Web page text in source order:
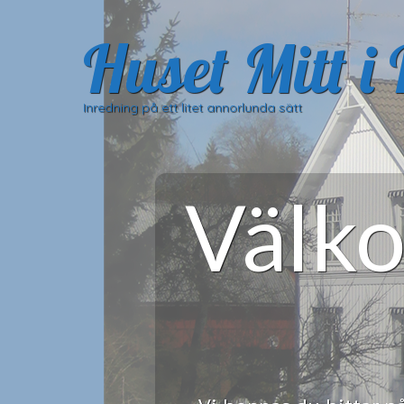
Huset Mitt i
Inredning på ett litet annorlunda sätt